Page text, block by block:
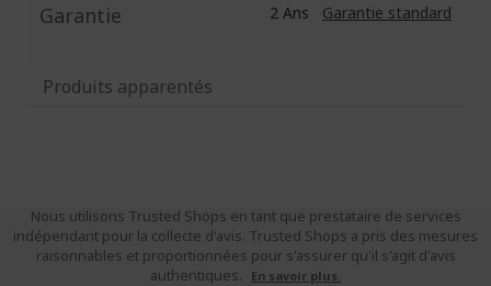
Garantie 2 Ans Garantie standard
Produits apparentés
Nous utilisons Trusted Shops en tant que prestataire de services
indépendant pour la collecte d'avis. Trusted Shops a pris des mesures
raisonnables et proportionnées pour s'assurer qu'il s'agit d'avis
authentiques.
En savoir plus.